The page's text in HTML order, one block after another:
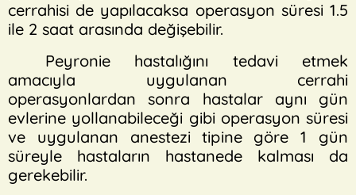
cerrahisi de yapılacaksa operasyon süresi 1.5
ile 2 saat arasında değişebilir.
Peyronie hastalığını tedavi etmek
amacıyla uygulanan cerrahi
operasyonlardan sonra hastalar aynı gün
evlerine yollanabileceği gibi operasyon süresi
ve uygulanan anestezi tipine göre 1 gün
süreyle hastaların hastanede kalması da
gerekebilir.